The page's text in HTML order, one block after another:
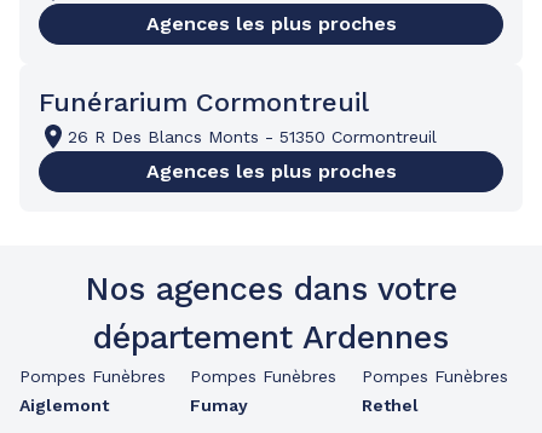
Agences les plus proches
Funérarium Cormontreuil
26 R Des Blancs Monts - 51350 Cormontreuil
Agences les plus proches
Nos agences dans votre
département Ardennes
Pompes Funèbres
Aiglemont
Pompes Funèbres
Fumay
Pompes Funèbres
Rethel